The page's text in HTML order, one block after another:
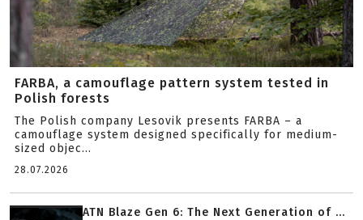
FARBA, a camouflage pattern system tested in
Polish forests
The Polish company Lesovik presents FARBA – a
camouflage system designed specifically for medium-
sized objec...
28.07.2026
ATN Blaze Gen 6: The Next Generation of ...